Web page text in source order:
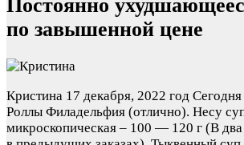
Постоянно
по завышенной цене
Кристина 17 декабря, 2022 год Сегодня
Роллы Филадельфия (отлично). Несу
микроскопическая – 100 — 120 г (В